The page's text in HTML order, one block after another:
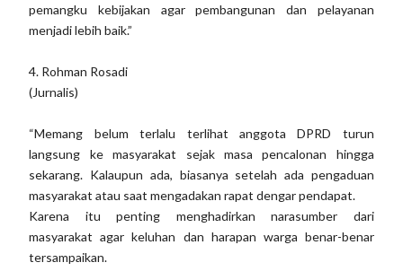
pemangku kebijakan agar pembangunan dan pelayanan
menjadi lebih baik.”
4. Rohman Rosadi
(Jurnalis)
“Memang belum terlalu terlihat anggota DPRD turun
langsung ke masyarakat sejak masa pencalonan hingga
sekarang. Kalaupun ada, biasanya setelah ada pengaduan
masyarakat atau saat mengadakan rapat dengar pendapat.
Karena itu penting menghadirkan narasumber dari
masyarakat agar keluhan dan harapan warga benar-benar
tersampaikan.